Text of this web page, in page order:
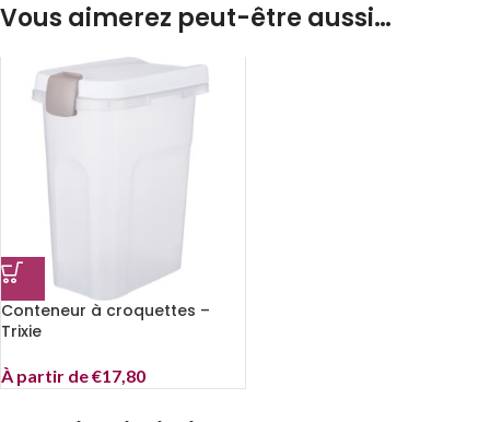
Vous aimerez peut-être aussi…
Conteneur à croquettes –
Trixie
À partir de€17,80